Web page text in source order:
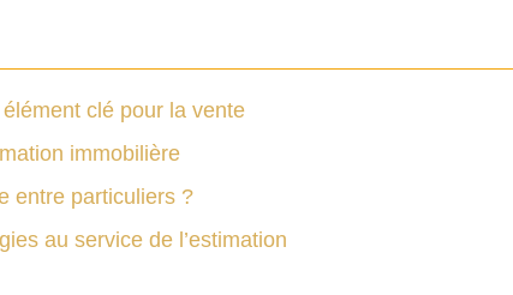
clé pour la vente
immobilière
entre particuliers ?
au service de l’estimation